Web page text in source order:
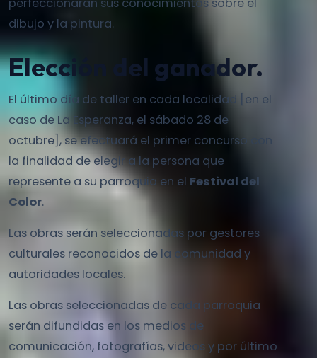
dibujo y la pintura.
Elección del ganador.
El último día de taller en cada localidad [en el
caso de La Esperanza, el sábado 28 de
octubre], se efectuará el primer concurso con
la finalidad de elegir a la persona que
represente a su parroquia en el Festival del
Color.
Las obras serán seleccionadas por gestores
culturales reconocidos de la comunidad y
autoridades locales.
Las obras seleccionadas de cada parroquia
serán difundidas en los medios de
comunicación, fotografías, videos y por último